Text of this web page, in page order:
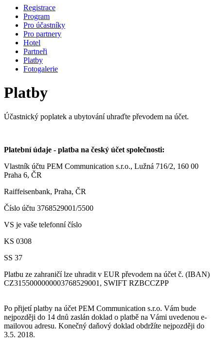
Registrace
Program
Pro účastníky
Pro partnery
Hotel
Partneři
Platby
Fotogalerie
Platby
Účastnický poplatek a ubytování uhraďte převodem na účet.
Platební údaje - platba na český účet společnosti:
Vlastník účtu PEM Communication s.r.o., Lužná 716/2, 160 00
Praha 6, ČR
Raiffeisenbank, Praha, ČR
Číslo účtu 3768529001/5500
VS je vaše telefonní číslo
KS 0308
SS 37
Platbu ze zahraničí lze uhradit v EUR převodem na účet č. (IBAN)
CZ3155000000003768529001, SWIFT RZBCCZPP
Po přijetí platby na účet PEM Communication s.r.o. Vám bude
nejpozději do 14 dnů zaslán doklad o platbě na Vámi uvedenou e-
mailovou adresu. Konečný daňový doklad obdržíte nejpozději do
3.5. 2018.